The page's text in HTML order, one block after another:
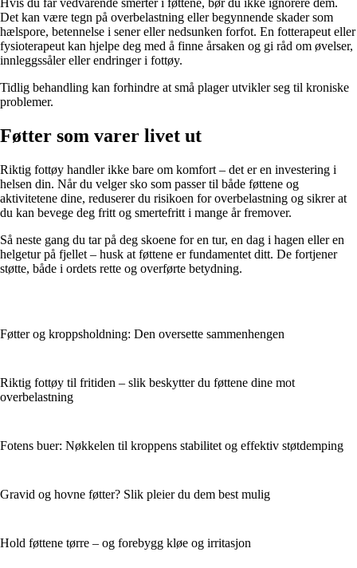
Det kan være tegn på overbelastning eller begynnende skader som
hælspore, betennelse i sener eller nedsunken forfot. En fotterapeut eller
fysioterapeut kan hjelpe deg med å finne årsaken og gi råd om øvelser,
innleggssåler eller endringer i fottøy.
Tidlig behandling kan forhindre at små plager utvikler seg til kroniske
problemer.
Føtter som varer livet ut
Riktig fottøy handler ikke bare om komfort – det er en investering i
helsen din. Når du velger sko som passer til både føttene og
aktivitetene dine, reduserer du risikoen for overbelastning og sikrer at
du kan bevege deg fritt og smertefritt i mange år fremover.
Så neste gang du tar på deg skoene for en tur, en dag i hagen eller en
helgetur på fjellet – husk at føttene er fundamentet ditt. De fortjener
støtte, både i ordets rette og overførte betydning.
Føtter og kroppsholdning: Den oversette sammenhengen
Riktig fottøy til fritiden – slik beskytter du føttene dine mot
overbelastning
Fotens buer: Nøkkelen til kroppens stabilitet og effektiv støtdemping
Gravid og hovne føtter? Slik pleier du dem best mulig
Hold føttene tørre – og forebygg kløe og irritasjon